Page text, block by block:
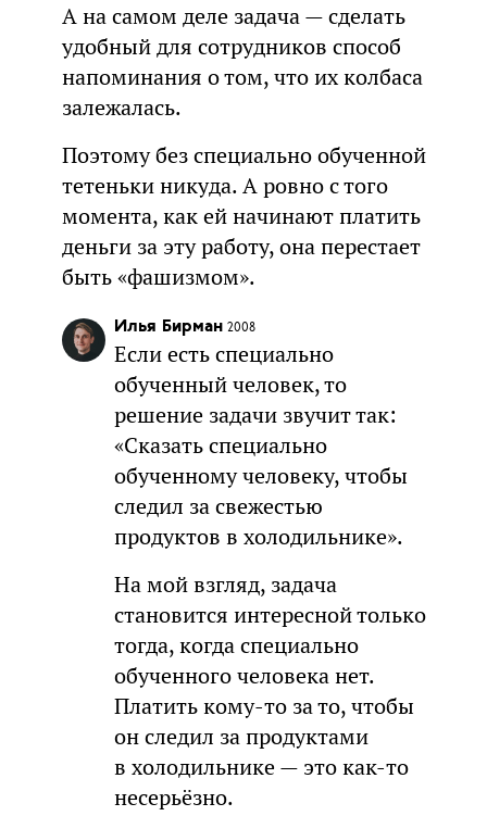
А на самом деле задача — сделать
удобный для сотрудников способ
напоминания о том, что их колбаса
залежалась.
Поэтому без специально обученной
тетеньки никуда. А ровно с того
момента, как ей начинают платить
деньги за эту работу, она перестает
быть «фашизмом».
Илья Бирман 2008
Если есть специально
обученный человек, то
решение задачи звучит так:
«Сказать специально
обученному человеку, чтобы
следил за свежестью
продуктов в холодильнике».
На мой взгляд, задача
становится интересной только
тогда, когда специально
обученного человека нет.
Платить кому-то за то, чтобы
он следил за продуктами
в холодильнике — это как-то
несерьёзно.